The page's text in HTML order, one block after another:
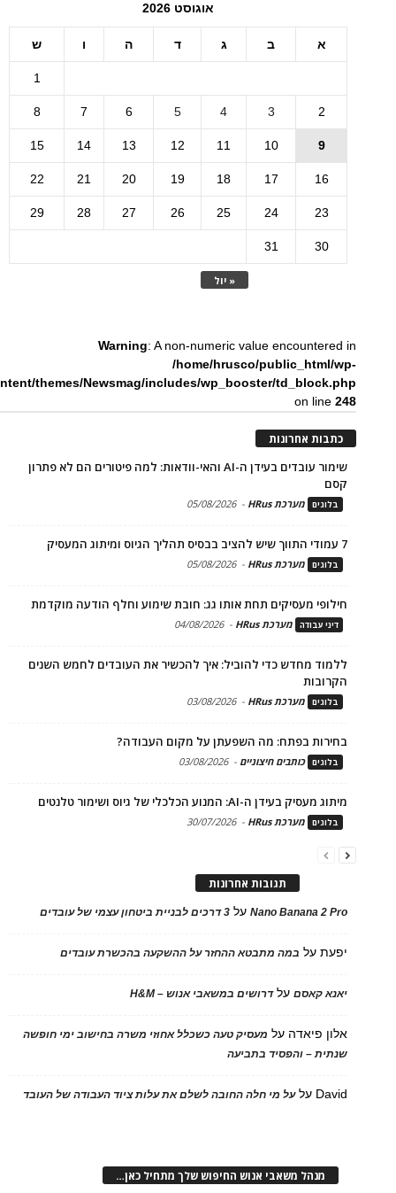
אוגוסט 2026
א ב ג ד ה ו ש
« יול
1
2
3
4
5
6
7
8
9
10
11
12
13
14
15
16
17
18
19
20
21
22
23
24
25
26
27
28
29
30
31
Warning: A non-numeric value encountered in
/home/hrusco/public_html/wp-
themes/Newsmag/includes/wp_booster/td_block.php
on line248
כתבות אחרונות
שימור עובדים בעידן ה-AI והאי-וודאות: למה פיטורים הם לא פתרון
קסם
בלוגים מערכת HRus -
05/08/2026
7 עמודי התווך שיש להציב בבסיס תהליך הגיוס ומיתוג המעסיק
בלוגים מערכת HRus -
05/08/2026
חילופי מעסיקים תחת אותו גג: חובת שימוע וחלף הודעה מוקדמת
דיני עבודה מערכת HRus -
04/08/2026
ללמוד מחדש כדי להוביל: איך להכשיר את העובדים לחמש השנים
הקרובות
בלוגים מערכת HRus -
03/08/2026
בחירות בפתח: מה השפעתן על מקום העבודה?
בלוגים כותבים חיצוניים -
03/08/2026
מיתוג מעסיק בעידן ה-AI: המנוע הכלכלי של גיוס ושימור טלנטים
בלוגים מערכת HRus -
30/07/2026
תגובות אחרונות
Nano Banana 2 Proעל 3 דרכים לבניית ביטחון עצמי של עובדים
יפעתעל במה מתבטא ההחזר על ההשקעה בהכשרת עובדים
יאנא קאסםעלדרושים במשאבי אנוש – H&M
אלון פיאדה על מעסיק טעה כשכלל אחוזי משרה בחישוב ימי חופשה
שנתית – והפסיד בתביעה
David עלעל מי חלה החובה לשלם את עלות ציוד העבודה של העובד
מנהל משאבי אנוש החיפוש שלך מתחיל כאן…